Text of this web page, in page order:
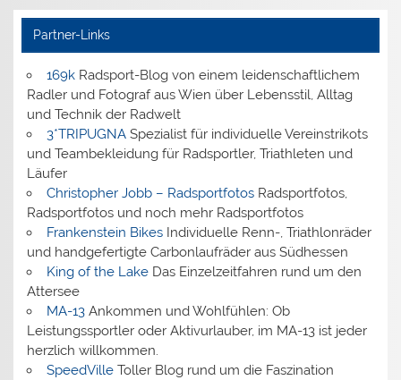
Partner-Links
169kRadsport-Blog von einem leidenschaftlichem
Radler und Fotograf aus Wien über Lebensstil, Alltag
und Technik der Radwelt
3*TRIPUGNASpezialist für individuelle Vereinstrikots
und Teambekleidung für Radsportler, Triathleten und
Läufer
Christopher Jobb – RadsportfotosRadsportfotos,
Radsportfotos und noch mehr Radsportfotos
Frankenstein BikesIndividuelle Renn-, Triathlonräder
und handgefertigte Carbonlaufräder aus Südhessen
King of the LakeDas Einzelzeitfahren rund um den
Attersee
MA-13Ankommen und Wohlfühlen: Ob
Leistungssportler oder Aktivurlauber, im MA-13 ist jeder
herzlich willkommen.
SpeedVilleToller Blog rund um die Faszination